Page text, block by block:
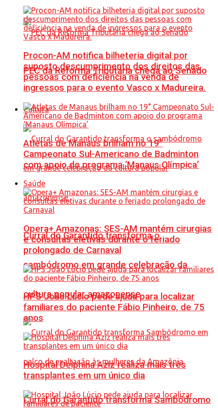
PEC da Reforma Tributária chega ao Senado
Cultura
Curral do Garantido transforma o
sambódromo em grande celebração da
cultura popular amazonense
Curral do Garantido transforma Sambódromo
Procon-AM notifica bilheteria digital por
suposto descumprimento dos direitos das
pessoas com deficiência na venda de
ingressos para o evento Vasco x Madureira.
Atletas de Manaus brilham no 19°
Campeonato Sul-Americano de Badminton
com apoio do programa ‘Manaus Olímpica’
Saúde
Opera+ Amazonas: SES-AM mantém cirurgias
e consultas eletivas durante o feriado
prolongado de Carnaval
HPS João Lúcio pede ajuda para localizar
familiares do paciente Fábio Pinheiro, de 75
anos
Hospital Delphina Aziz realiza mais três
transplantes em um único dia